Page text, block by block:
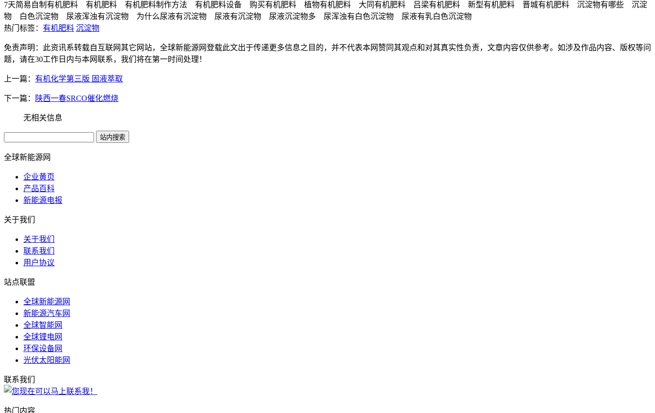
7天简易自制有机肥料 有机肥料 有机肥料制作方法 有机肥料设备 购买有机肥料 植物有机肥料 大同有机肥料 吕梁有机肥料 新型有机肥料 晋城有机肥料 沉淀物有哪些 沉淀
物 白色沉淀物 尿液浑浊有沉淀物 为什么尿液有沉淀物 尿液有沉淀物 尿液沉淀物多 尿浑浊有白色沉淀物 尿液有乳白色沉淀物
热门标签： 有机肥料 沉淀物
免责声明：此资讯系转载自互联网其它网站，全球新能源网登载此文出于传递更多信息之目的，并不代表本网赞同其观点和对其真实性负责，文章内容仅供参考。如涉及作品内容、版权等问
题，请在30工作日内与本网联系，我们将在第一时间处理！
上一篇： 有机化学第三版 固液萃取
下一篇： 陕西一春SRCO催化燃烧
无相关信息
全球新能源网
企业黄页
产品百科
新能源电报
关于我们
关于我们
联系我们
用户协议
站点联盟
全球新能源网
新能源汽车网
全球智能网
全球锂电网
环保设备网
光伏太阳能网
联系我们
热门内容